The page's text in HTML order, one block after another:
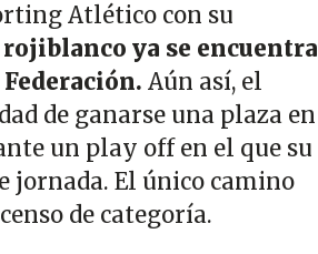
Atlético con su
ya se encuentra
Aún así, el
de ganarse una plaza en
un play off en el que su
jornada. El único camino
de categoría.